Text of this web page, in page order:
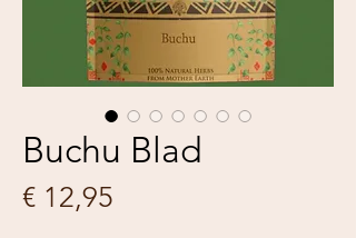
Buchu Blad
€ 12,95